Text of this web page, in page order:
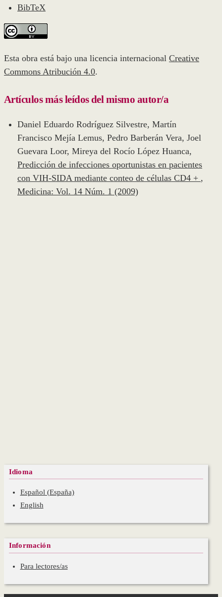
BibTeX
Esta obra está bajo una licencia internacional Creative
Commons Atribución 4.0.
Artículos más leídos del mismo autor/a
Daniel Eduardo Rodríguez Silvestre, Martín
Francisco Mejía Lemus, Pedro Barberán Vera, Joel
Guevara Loor, Mireya del Rocío López Huanca,
Predicción de infecciones oportunistas en pacientes
con VIH-SIDA mediante conteo de células CD4 + ,
Medicina: Vol. 14 Núm. 1 (2009)
Idioma
Español (España)
English
Información
Para lectores/as